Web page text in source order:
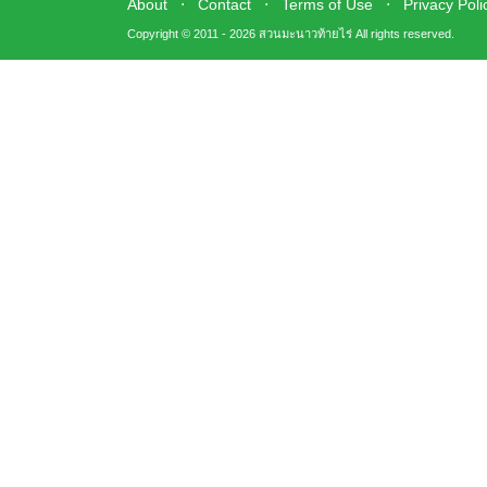
About ⋅ Contact ⋅ Terms of Use ⋅ Privacy
Copyright © 2011 - 2026 สวนมะนาวท้ายไร่ All rights reserved.